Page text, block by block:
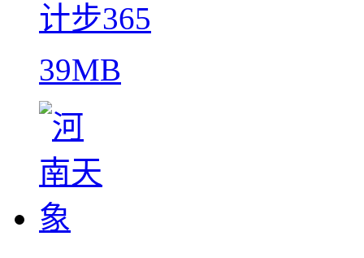
计步365
39MB